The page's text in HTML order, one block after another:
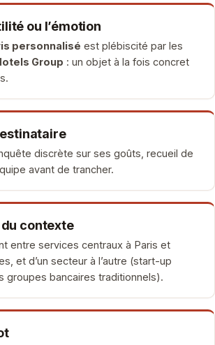
ou l’émotion
personnalisé est plébiscité par les
Group : un objet à la fois concret
discrète sur ses goûts, recueil de
avant de trancher.
contexte
entre services centraux à Paris et
et d’un secteur à l’autre (start-up
groupes bancaires traditionnels).